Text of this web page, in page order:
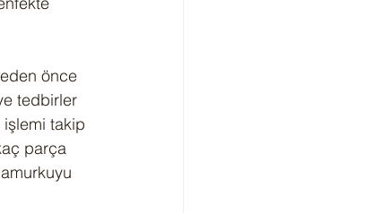
önce
tedbirler
işlemi takip
parça